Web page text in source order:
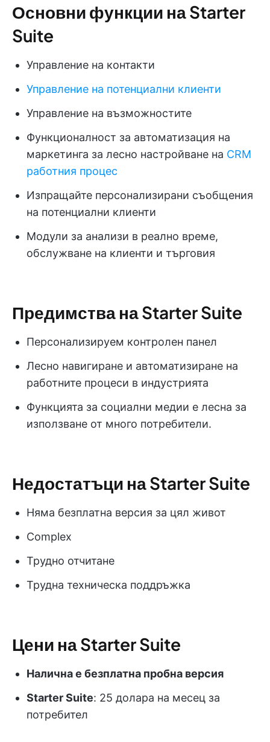
Основни функции на Starter
Suite
Управление на контакти
Управление на потенциални клиенти
Управление на възможностите
Функционалност за автоматизация на
маркетинга за лесно настройване на CRM
работния процес
Изпращайте персонализирани съобщения
на потенциални клиенти
Модули за анализи в реално време,
обслужване на клиенти и търговия
Предимства на Starter Suite
Персонализируем контролен панел
Лесно навигиране и автоматизиране на
работните процеси в индустрията
Функцията за социални медии е лесна за
използване от много потребители.
Недостатъци на Starter Suite
Няма безплатна версия за цял живот
Complex
Трудно отчитане
Трудна техническа поддръжка
Цени на Starter Suite
Налична е безплатна пробна версия
Starter Suite: 25 долара на месец за
потребител